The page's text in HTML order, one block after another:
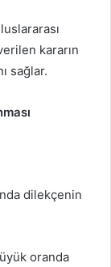
kararın
sağlar.
dilekçenin
oranda